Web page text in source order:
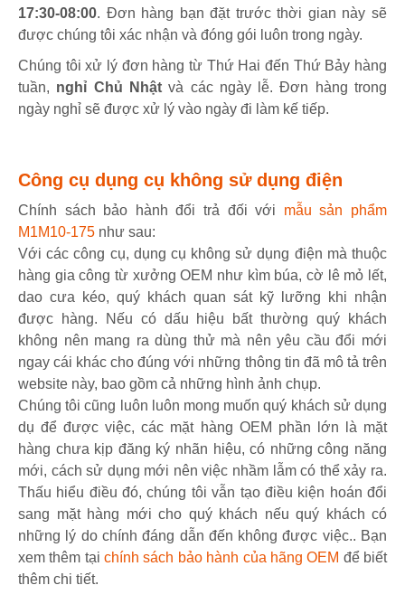
17:30-08:00. Đơn hàng bạn đặt trước thời gian này sẽ
được chúng tôi xác nhận và đóng gói luôn trong ngày.
Chúng tôi xử lý đơn hàng từ Thứ Hai đến Thứ Bảy hàng
tuần, nghỉ Chủ Nhậtvà các ngày lễ. Đơn hàng trong
ngày nghỉ sẽ được xử lý vào ngày đi làm kế tiếp.
Công cụ dụng cụ không sử dụng điện
Chính sách bảo hành đổi trả đối với mẫu sản phẩm
M1M10-175 như sau:
Với các công cụ, dụng cụ không sử dụng điện mà thuộc
hàng gia công từ xưởng OEM như kìm búa, cờ lê mỏ lết,
dao cưa kéo, quý khách quan sát kỹ lưỡng khi nhận
được hàng. Nếu có dấu hiệu bất thường quý khách
không nên mang ra dùng thử mà nên yêu cầu đổi mới
ngay cái khác cho đúng với những thông tin đã mô tả trên
website này, bao gồm cả những hình ảnh chụp.
Chúng tôi cũng luôn luôn mong muốn quý khách sử dụng
dụ để được việc, các mặt hàng OEM phần lớn là mặt
hàng chưa kịp đăng ký nhãn hiệu, có những công năng
mới, cách sử dụng mới nên việc nhầm lẫm có thể xảy ra.
Thấu hiểu điều đó, chúng tôi vẫn tạo điều kiện hoán đổi
sang mặt hàng mới cho quý khách nếu quý khách có
những lý do chính đáng dẫn đến không được việc.. Bạn
xem thêm tạichính sách bảo hành của hãng OEM để biết
thêm chi tiết.